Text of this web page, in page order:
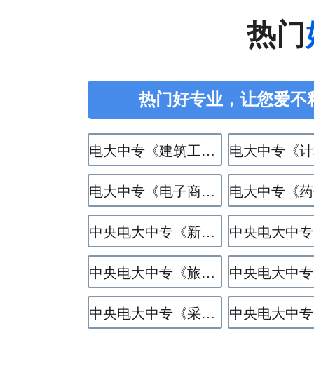
热门
热门好专业，让您爱
电大中专《建筑工程施工》专业
电大中专《电子商务》专业
中央电大中专《新能源汽车运用与维修》专业
中央电大中专《旅游服务与管理》专业
中央电大中专《采矿技术》专业